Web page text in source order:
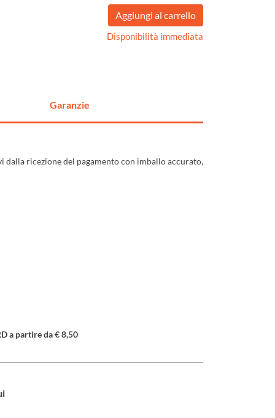
Disponibilità immediata
Garanzie
ricezione del pagamento con imballo accurato,
a partire da € 8,50